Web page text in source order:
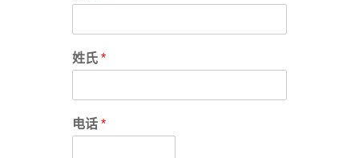
姓氏 *
电话 *